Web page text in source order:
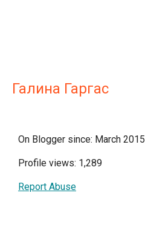
Галина Гаргас
On Blogger since: March 2015
Profile views: 1,289
Report Abuse